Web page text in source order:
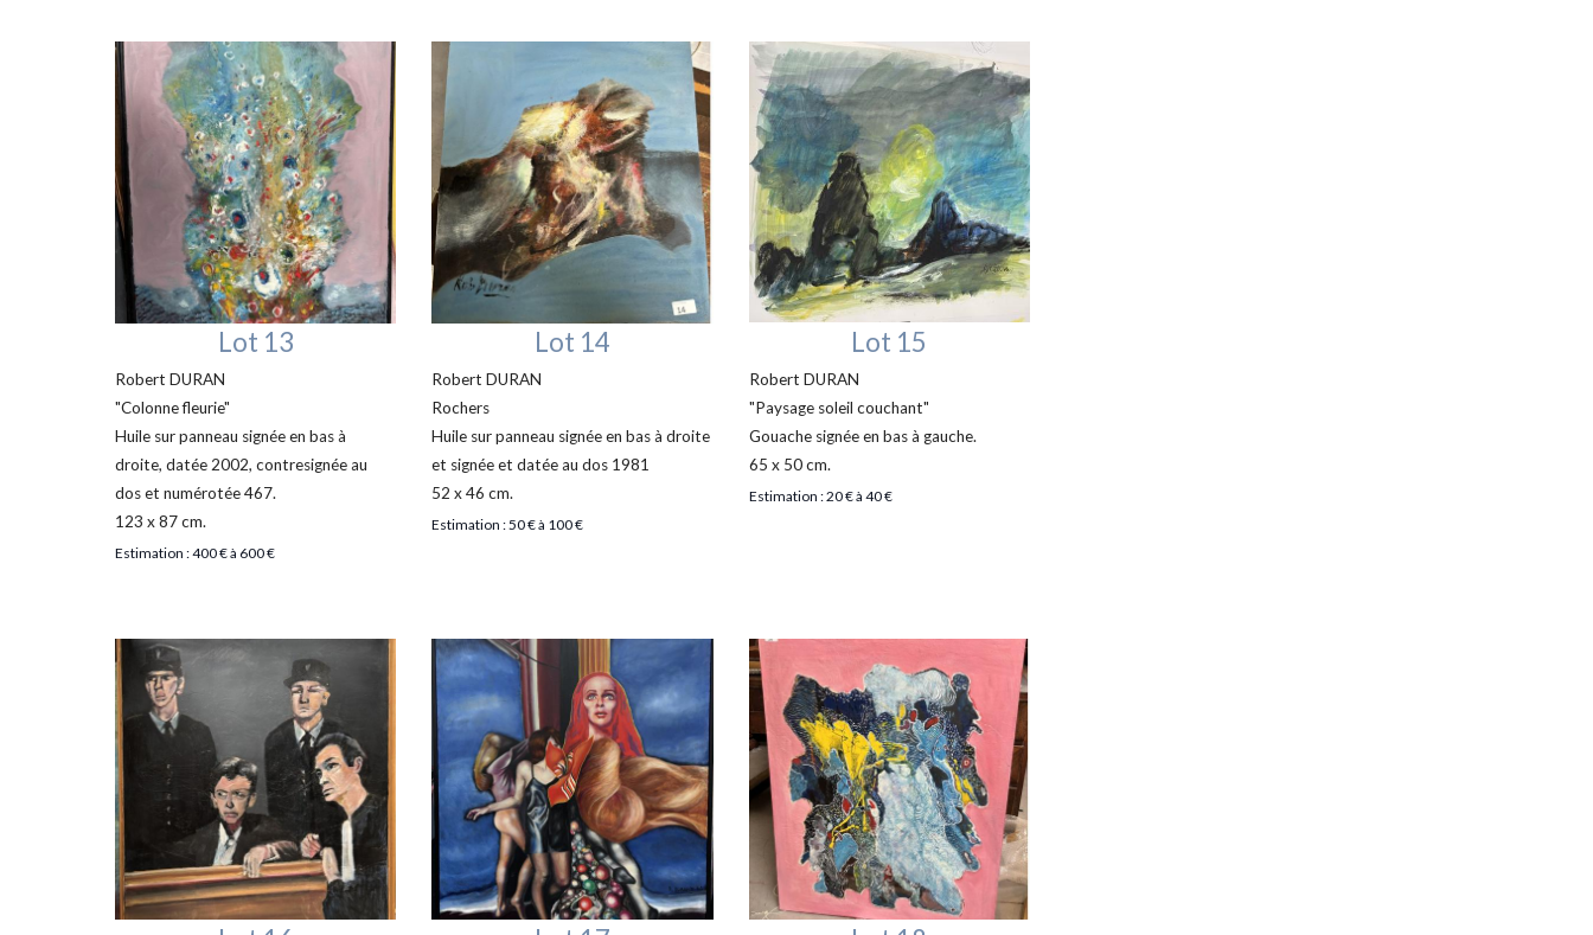
Lot 13
Robert DURAN
"Colonne fleurie"
Huile sur panneau signée en bas à
droite, datée 2002, contresignée au
dos et numérotée 467.
123 x 87 cm.
Estimation : 400 € à 600 €
Lot 14
Robert DURAN
Rochers
Huile sur panneau signée en bas à droite
et signée et datée au dos 1981
52 x 46 cm.
Estimation : 50 € à 100 €
Lot 15
Robert DURAN
"Paysage soleil couchant"
Gouache signée en bas à gauche.
65 x 50 cm.
Estimation : 20 € à 40 €